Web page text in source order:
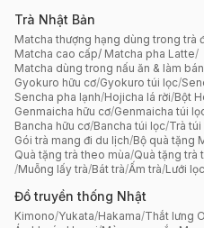
Trà Nhật Bản
Matcha thượng hạng dùng trong trà
Matcha cao cấp/ Matcha pha Latte/
Matcha dùng trong nấu ăn & làm
Gyokuro hữu cơ/Gyokuro túi lọc/
Sencha pha lạnh/Hojicha lá rời/Bột
Genmaicha hữu cơ/Genmaicha túi
Bancha hữu cơ/Bancha túi lọc/Trà
Gói trà mang đi du lịch/Bộ quà tặng
Quà tặng trà theo mùa/Quà tặng trà
/Muỗng lấy trà/Bát trà/Ấm trà/Lưới
Đồ truyền thống Nhật
Kimono/Yukata/Hakama/Thắt lưng